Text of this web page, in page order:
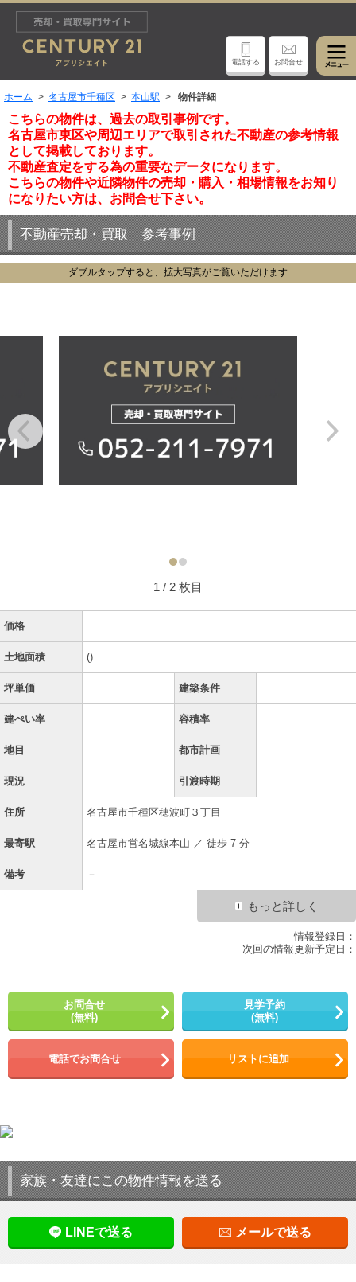
電話する お問合せ
ホーム 名古屋市千種区 本山駅 物件詳細
こちらの物件は、過去の取引事例です。
名古屋市東区や周辺エリアで取引された不動産の参考情報
として掲載しております。
不動産査定をする為の重要なデータになります。
こちらの物件や近隣物件の売却・購入・相場情報をお知り
になりたい方は、お問合せ下さい。
不動産売却・買取 参考事例
ダブルタップすると、拡大写真がご覧いただけます
1 / 2 枚目
価格
土地面積 ()
坪単価 建築条件
建ぺい率 容積率
地目 都市計画
現況 引渡時期
住所 名古屋市千種区穂波町３丁目
最寄駅 名古屋市営名城線本山 ／ 徒歩 7 分
備考 －
もっと詳しく
情報登録日：
次回の情報更新予定日：
お問合せ
(無料)
見学予約
(無料)
電話でお問合せ リストに追加
家族・友達にこの物件情報を送る
LINEで送る メールで送る